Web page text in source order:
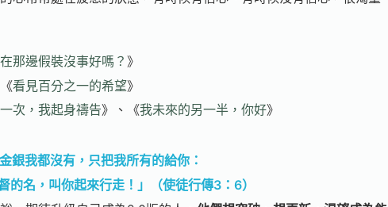
那邊假裝沒事好嗎？ 》
看見百分之一的希望》
次，我起身禱告》、《我未來的另一半，你好》
銀我都沒有，只把我所有的給你：
的名，叫你起來行走！」（使徒行傳3：6）